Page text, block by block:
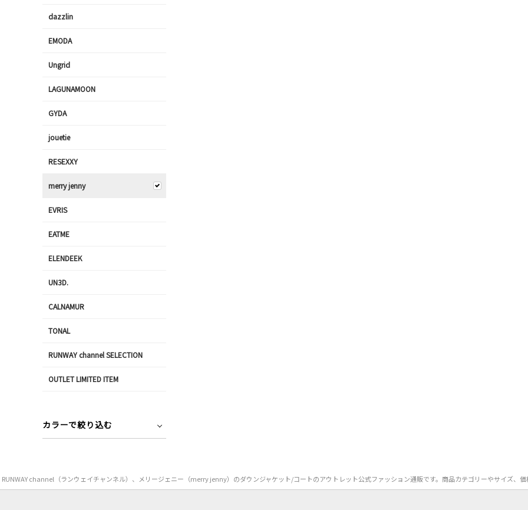
dazzlin
EMODA
Ungrid
LAGUNAMOON
GYDA
jouetie
RESEXXY
merry jenny
EVRIS
EATME
ELENDEEK
UN3D.
CALNAMUR
TONAL
RUNWAY channel SELECTION
OUTLET LIMITED ITEM
カラーで絞り込む
RUNWAY channel（ランウェイチャンネル）、メリージェニー（merry jenny）のダウンジャケット/コートのアウトレット公式ファッション通販です。商品カテゴリーやサイズ、